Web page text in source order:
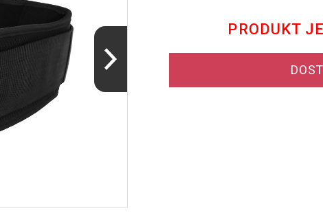
PRODUKT